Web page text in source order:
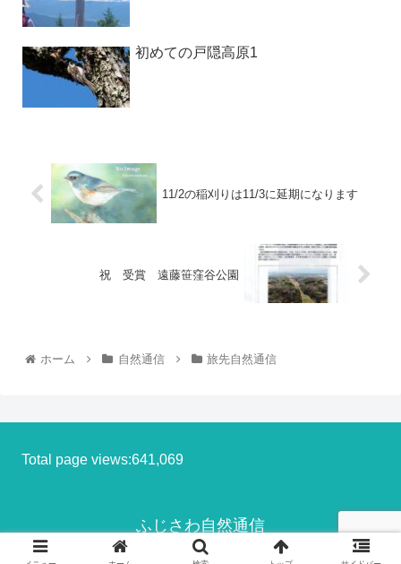
初めての戸隠高原1
11/2の稲刈りは11/3に延期になります
祝 受賞 遠藤笹窪谷公園
ホーム 自然通信 旅先自然通信
Total page views:641,069
ふじさわ自然通信
© 2013-2026 ふじさわ自然通信.